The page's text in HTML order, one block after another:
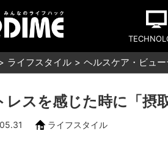
ライフスタイル ヘルスケア・ビュ
レスを感じた時に「摂
ライフスタイル